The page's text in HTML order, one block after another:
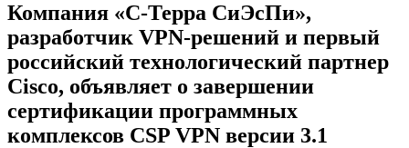
Компания «С-Терра СиЭсПи»,
разработчик VPN-решений и первый
российский технологический партнер
Cisco, объявляет о завершении
сертификации программных
комплексов CSP VPN версии 3.1